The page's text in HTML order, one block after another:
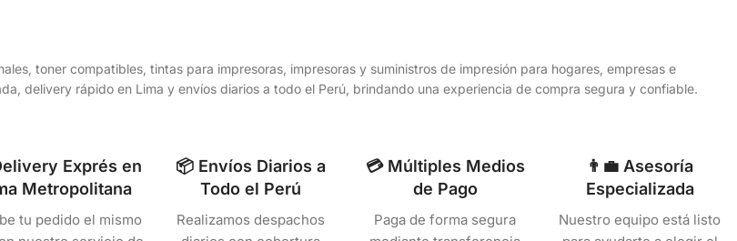
toner compatibles, tintas para impresoras, impresoras y suministros de impresión para hogares, empresas e
delivery rápido en Lima y envíos diarios a todo el Perú, brindando una experiencia de compra segura y confiable.
Exprés en
Metropolitana
tu pedido el mismo
📦 Envíos Diarios a
Todo el Perú
Realizamos despachos
💳 Múltiples Medios
de Pago
Paga de forma segura
👨‍💼 Asesoría
Especializada
Nuestro equipo está listo